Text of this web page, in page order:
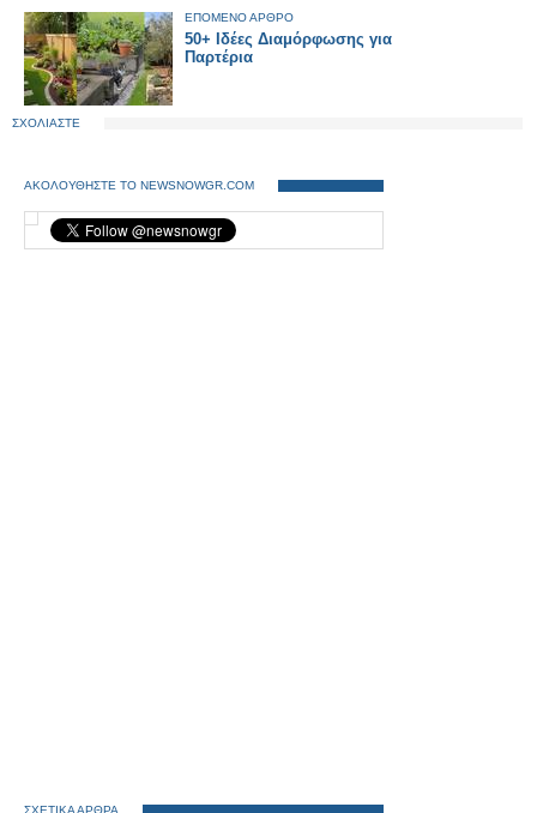
ΕΠΟΜΕΝΟ ΑΡΘΡΟ
50+ Ιδέες Διαμόρφωσης για
Παρτέρια
ΣΧΟΛΙΑΣΤΕ
ΑΚΟΛΟΥΘΗΣΤΕ ΤΟ NEWSNOWGR.COM
ΣΧΕΤΙΚΑ ΑΡΘΡΑ